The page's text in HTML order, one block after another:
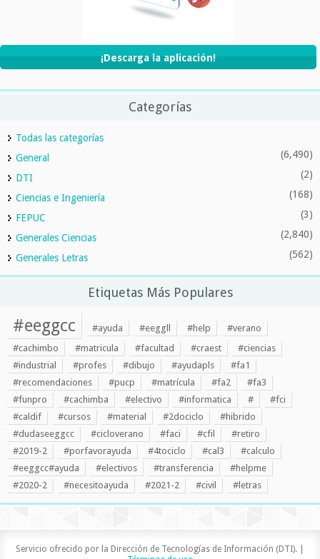
¡Descarga la aplicación!
Categorías
Todas las categorías
General
(6,490)
DTI (2)
Ciencias e Ingeniería (168)
FEPUC (3)
Generales Ciencias (2,840)
Generales Letras (562)
Etiquetas Más Populares
#eeggcc #ayuda #eeggll #help
#verano
#cachimbo
#matricula #facultad #craest
#ciencias
#industrial
#profes #dibujo #ayudapls
#fa1
#recomendaciones
#pucp #matrícula #fa2
#fa3
#funpro
#cachimba #electivo #informatica #
#fci
#caldif
#cursos #material #2dociclo
#hibrido
#dudaseeggcc
#cicloverano #faci #cfil
#retiro
#2019-2
#porfavorayuda #4tociclo #cal3
#calculo
#eeggcc#ayuda
#electivos #transferencia
#helpme
#2020-2
#necesitoayuda #2021-2 #civil #letras
Servicio ofrecido por la Dirección de Tecnologías de Información (DTI). |